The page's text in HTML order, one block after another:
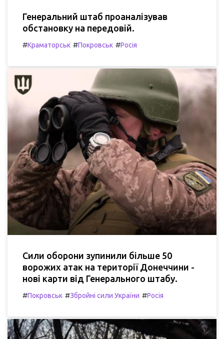
Генеральний штаб проаналізував
обстановку на передовій.
#Краматорськ #Покровськ #Росія
Сили оборони зупинили більше 50
ворожих атак на території Донеччини -
нові карти від Генерального штабу.
#Покровськ #Збройні сили України #Росія